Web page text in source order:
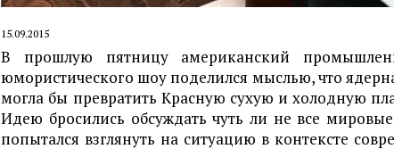
15.09.2015
В прошлую пятницу американский
юмористического шоу поделился мыслью, что
могла бы превратить Красную сухую и холодную
Идею бросились обсуждать чуть ли не все
попытался взглянуть на ситуацию в контексте